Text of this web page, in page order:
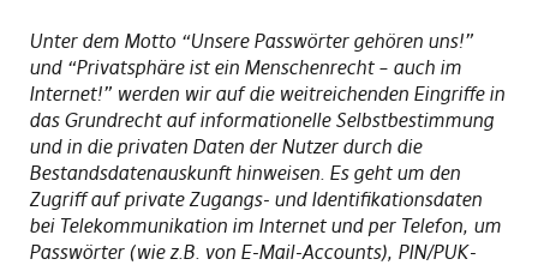
Unter dem Motto “Unsere Passwörter gehören uns!”
und “Privatsphäre ist ein Menschenrecht – auch im
Internet!” werden wir auf die weitreichenden Eingriffe in
das Grundrecht auf informationelle Selbstbestimmung
und in die privaten Daten der Nutzer durch die
Bestandsdatenauskunft hinweisen. Es geht um den
Zugriff auf private Zugangs- und Identifikationsdaten
bei Telekommunikation im Internet und per Telefon, um
Passwörter (wie z.B. von E-Mail-Accounts), PIN/PUK-